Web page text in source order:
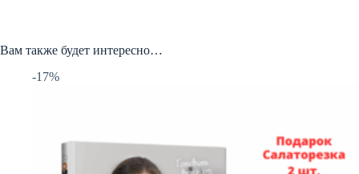
Вам также будет интересно…
-17%